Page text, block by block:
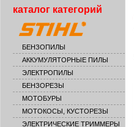
каталог категорий
БЕНЗОПИЛЫ
АККУМУЛЯТОРНЫЕ ПИЛЫ
ЭЛЕКТРОПИЛЫ
БЕНЗОРЕЗЫ
МОТОБУРЫ
МОТОКОСЫ, КУСТОРЕЗЫ
ЭЛЕКТРИЧЕСКИЕ ТРИММЕРЫ